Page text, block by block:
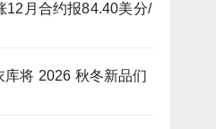
12月合约报84.40美分/
库将 2026 秋冬新品们